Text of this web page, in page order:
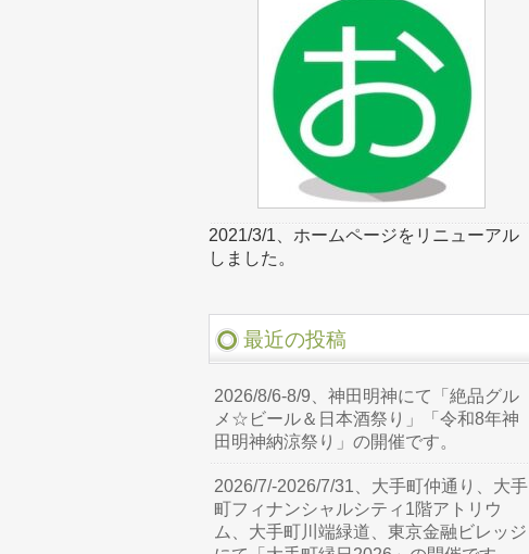
2021/3/1、ホームページをリニューアル
しました。
最近の投稿
2026/8/6-8/9、神田明神にて「絶品グル
メ☆ビール＆日本酒祭り」「令和8年神
田明神納涼祭り」の開催です。
2026/7/-2026/7/31、大手町仲通り、大手
町フィナンシャルシティ1階アトリウ
ム、大手町川端緑道、東京金融ビレッジ